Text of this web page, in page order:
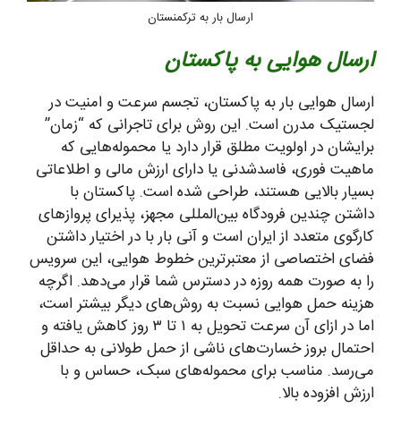
ارسال بار به ترکمنستان
ارسال هوایی به پاکستان
ارسال هوایی بار به پاکستان، تجسم سرعت و امنیت در
لجستیک مدرن است. این روش برای تاجرانی که “زمان”
برایشان در اولویت مطلق قرار دارد یا محموله‌هایی که
ماهیت فوری، فاسدشدنی یا دارای ارزش مالی و اطلاعاتی
بسیار بالایی هستند، طراحی شده است. پاکستان با
داشتن چندین فرودگاه بین‌المللی مجهز، پذیرای پروازهای
کارگوی متعدد از ایران است و آنی بار با در اختیار داشتن
فضای اختصاصی از معتبرترین خطوط هوایی، این سرویس
را به صورت همه روزه در دسترس شما قرار می‌دهد. اگرچه
هزینه حمل هوایی نسبت به روش‌های دیگر بیشتر است،
اما در ازای آن سرعت تحویل به ۱ تا ۳ روز کاهش یافته و
احتمال بروز خسارت‌های ناشی از حمل طولانی به حداقل
می‌رسد. مناسب برای محموله‌های سبک، حساس و با
ارزش افزوده بالا.